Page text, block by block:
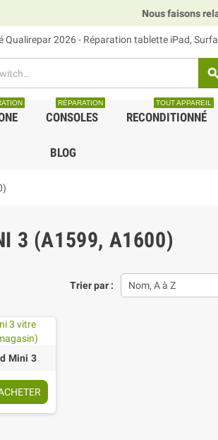
Nous faisons relais DHL, GLS et
2026 - Réparation tablette iPad,
CONSOLES
RÉPARATION
RECONDITIONNÉ
TOUT APPAREIL
BLOG
3 (A1599, A1600)
Trier par : Nom, A à Z
Mini 3